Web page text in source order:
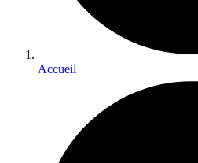
Accueil